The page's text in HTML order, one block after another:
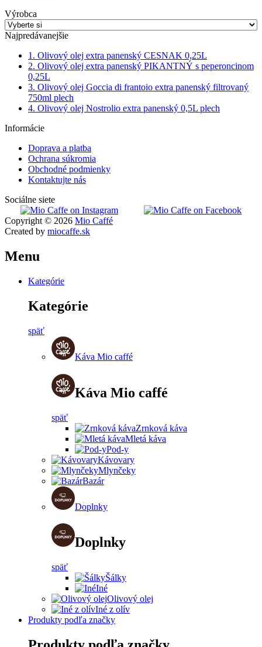
Výrobca
Najpredávanejšie
1. Olivový olej extra panenský CESNAK 0,25L
2. Olivový olej extra panenský PIKANTNÝ s peperoncinom
0,25L
3. Olivový olej Goccia di frantoio extra panenský filtrovaný
750ml plech
4. Olivový olej Nostrolio extra panenský 0,5L plech
Informácie
Doprava a platba
Ochrana súkromia
Obchodné podmienky
Kontaktujte nás
Sociálne siete
Copyright © 2026 Mio Caffé
Created by miocaffe.sk
Menu
Kategórie
Kategórie
späť
Káva Mio caffé
Káva Mio caffé
späť
Zrnková káva
Mletá káva
Pod-y
Kávovary
Mlynčeky
Bazár
Doplnky
Doplnky
späť
Šálky
Iné
Olivový olej
Iné z olív
Produkty podľa značky